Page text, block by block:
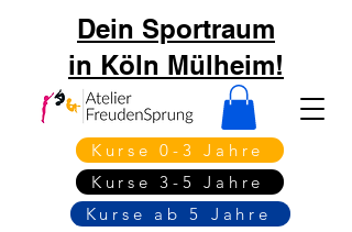
Kurse 0-3 Jahre
Kurse 3-5 Jahre
Kurse ab 5 Jahre
Dein Sportraum
in Köln Mülheim!